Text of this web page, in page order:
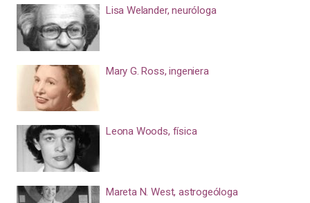
Lisa Welander, neuróloga
Mary G. Ross, ingeniera
Leona Woods, física
Mareta N. West, astrogeóloga